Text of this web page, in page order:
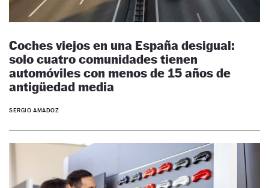
Coches viejos en una España desigual:
solo cuatro comunidades tienen
automóviles con menos de 15 años de
antigüedad media
SERGIO AMADOZ